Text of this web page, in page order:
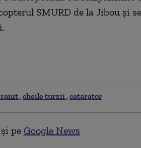
SMURD de la Jibou şi
cheile turzii catarator
pe Google News